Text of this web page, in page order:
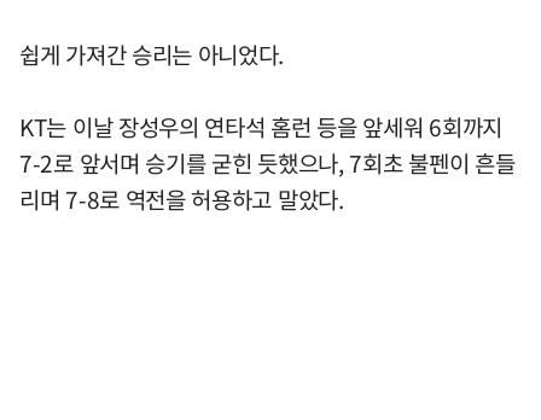
쉽게 가져간 승리는 아니었다.
KT는 이날 장성우의 연타석 홈런 등을 앞세워 6회까지
7-2로 앞서며 승기를 굳힌 듯했으나, 7회초 불펜이 흔들
리며 7-8로 역전을 허용하고 말았다.